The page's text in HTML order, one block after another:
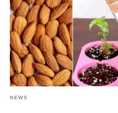
NEWS